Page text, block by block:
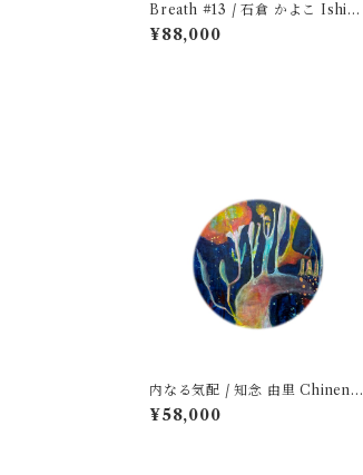
Breath #13 / 石倉 かよこ Ishiku
ra Kayoko
¥88,000
内なる気配 / 知念 由里 Chinen Y
uri
¥58,000